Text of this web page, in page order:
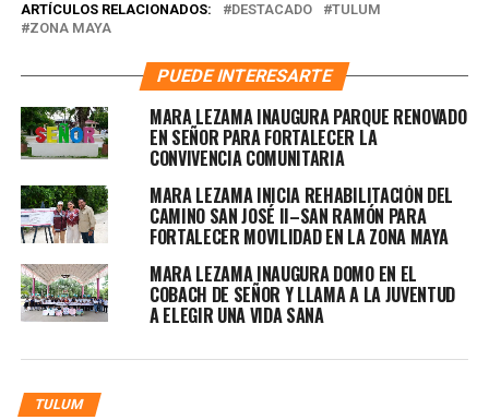
ARTÍCULOS RELACIONADOS: DESTACADO
TULUM
ZONA MAYA
PUEDE INTERESARTE
MARA LEZAMA INAUGURA PARQUE RENOVADO
EN SEÑOR PARA FORTALECER LA
CONVIVENCIA COMUNITARIA
MARA LEZAMA INICIA REHABILITACIÓN DEL
CAMINO SAN JOSÉ II–SAN RAMÓN PARA
FORTALECER MOVILIDAD EN LA ZONA MAYA
MARA LEZAMA INAUGURA DOMO EN EL
COBACH DE SEÑOR Y LLAMA A LA JUVENTUD
A ELEGIR UNA VIDA SANA
TULUM